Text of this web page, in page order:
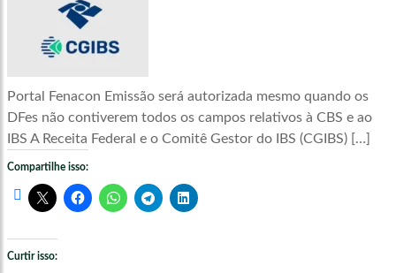
Portal Fenacon Emissão será autorizada mesmo quando os
DFes não contiverem todos os campos relativos à CBS e ao
IBS A Receita Federal e o Comitê Gestor do IBS (CGIBS) […]
Compartilhe isso:
Curtir isso: